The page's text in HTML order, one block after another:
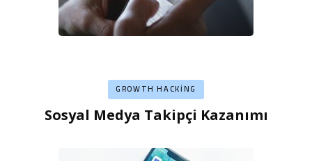
GROWTH HACKING
Sosyal Medya Takipçi Kazanımı